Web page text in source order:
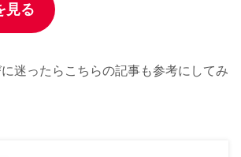
見る
迷ったらこちらの記事も参考にしてみ